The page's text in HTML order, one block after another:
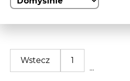
Wstecz 1
...